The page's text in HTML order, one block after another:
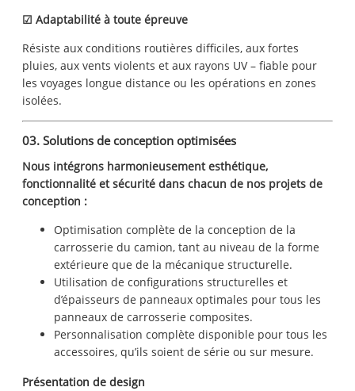
☑ Adaptabilité à toute épreuve
Résiste aux conditions routières difficiles, aux fortes
pluies, aux vents violents et aux rayons UV – fiable pour
les voyages longue distance ou les opérations en zones
isolées.
03. Solutions de conception optimisées
Nous intégrons harmonieusement esthétique,
fonctionnalité et sécurité dans chacun de nos projets de
conception :
Optimisation complète de la conception de la
carrosserie du camion, tant au niveau de la forme
extérieure que de la mécanique structurelle.
Utilisation de configurations structurelles et
d’épaisseurs de panneaux optimales pour tous les
panneaux de carrosserie composites.
Personnalisation complète disponible pour tous les
accessoires, qu’ils soient de série ou sur mesure.
Présentation de design